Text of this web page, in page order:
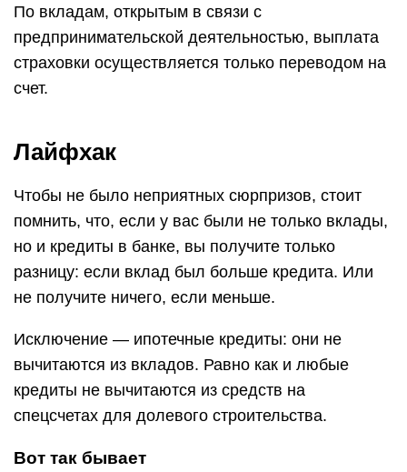
По вкладам, открытым в связи с
предпринимательской деятельностью, выплата
страховки осуществляется только переводом на
счет.
Лайфхак
Чтобы не было неприятных сюрпризов, стоит
помнить, что, если у вас были не только вклады,
но и кредиты в банке, вы получите только
разницу: если вклад был больше кредита. Или
не получите ничего, если меньше.
Исключение — ипотечные кредиты: они не
вычитаются из вкладов. Равно как и любые
кредиты не вычитаются из средств на
спецсчетах для долевого строительства.
Вот так бывает